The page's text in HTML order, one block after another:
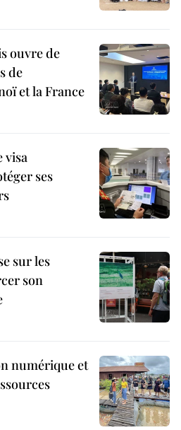
ouvre de
de
et la France
visa
ses
sur les
son
numérique et